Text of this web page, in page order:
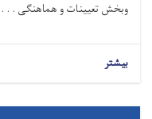
وبخش تعیینات و هماهنگی . . .
بیشتر